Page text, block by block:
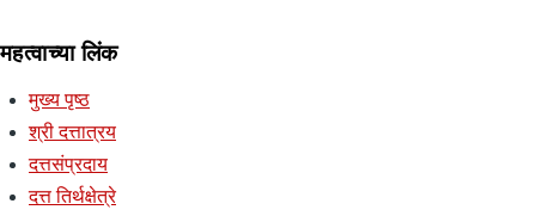
महत्वाच्या लिंक
मुख्य पृष्ठ
श्री दत्तात्रय
दत्तसंप्रदाय
दत्त तिर्थक्षेत्रे